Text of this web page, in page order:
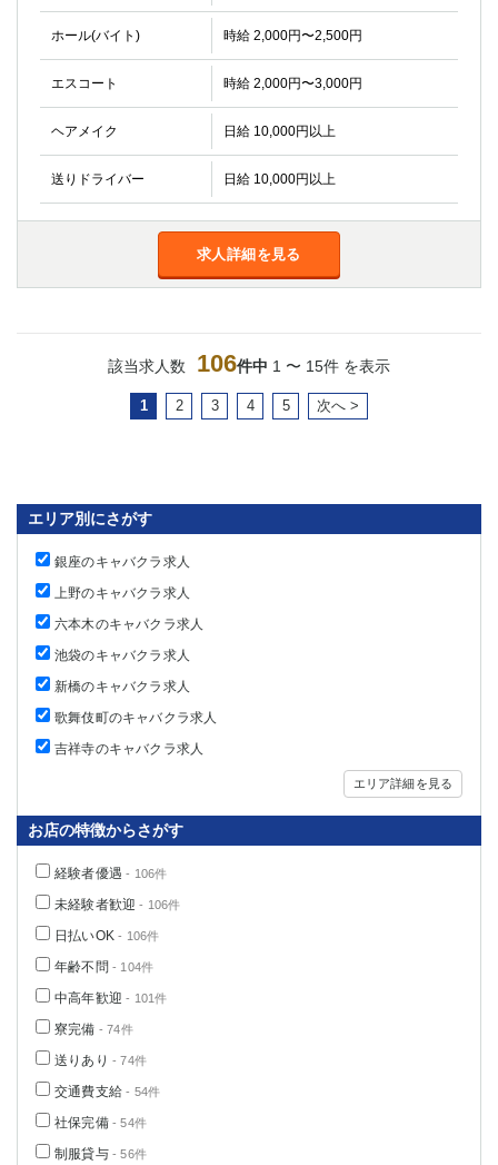
ホール(バイト) 時給 2,000円〜2,500円
エスコート 時給 2,000円〜3,000円
ヘアメイク 日給 10,000円以上
送りドライバー 日給 10,000円以上
求人詳細を見る
該当求人数 106件中 1 〜 15件 を表示
1 2 3 4 5 次へ >
エリア別にさがす
銀座のキャバクラ求人
上野のキャバクラ求人
六本木のキャバクラ求人
池袋のキャバクラ求人
新橋のキャバクラ求人
歌舞伎町のキャバクラ求人
吉祥寺のキャバクラ求人
エリア詳細を見る
お店の特徴からさがす
経験者優遇 - 106件
未経験者歓迎 - 106件
日払いOK - 106件
年齢不問 - 104件
中高年歓迎 - 101件
寮完備 - 74件
送りあり - 74件
交通費支給 - 54件
社保完備- 54件
制服貸与- 56件